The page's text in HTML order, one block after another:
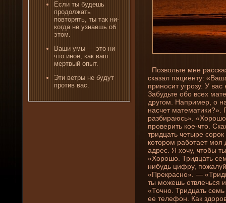
Если ты буде­шь
продолжать
повторять, ты так ни­
когда не узнаешь об
этом.
Ваши умы — это ни­
что иное, как ваш
мертвый опыт.
Эти ветры не будут
против вас.
Позвольте мне
сказал пациенту:
приносит угрозу. У вас
Забудьте обо всех
другом. Например, о
насчет математики?».
разбираюсь».
проверить кое-что.
тридцать четыре
котором работает
адрес. Я хочу, чтобы
«Хорошо. Тридцать
ни­будь цифру,
«Прекрасно». —
ты можешь отвлечься
«Точно. Тридцать
ее телефон. Как